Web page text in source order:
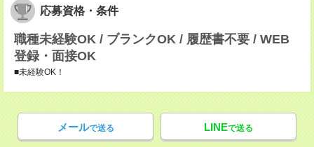
応募資格・条件
職種未経験OK / ブランクOK / 履歴書不要 / WEB
登録・面接OK
■未経験OK！
メールで送る LINEで送る